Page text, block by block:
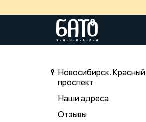
Новосибирск. Красный
проспект
Наши адреса
Отзывы